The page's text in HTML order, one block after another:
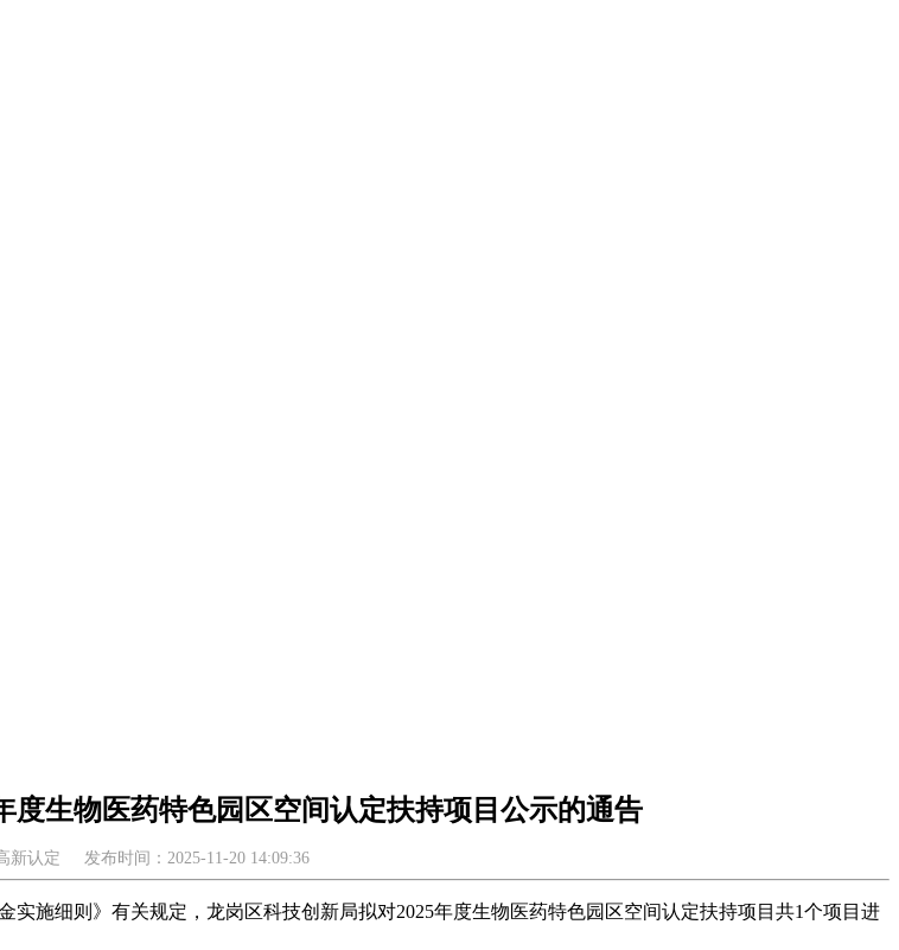
度生物医药特色园区空间认定扶持项目公示的通告
新认定 发布时间：2025-11-20 14:09:36
施细则》有关规定，龙岗区科技创新局拟对2025年度生物医药特色园区空间认定扶持项目共1个项目进